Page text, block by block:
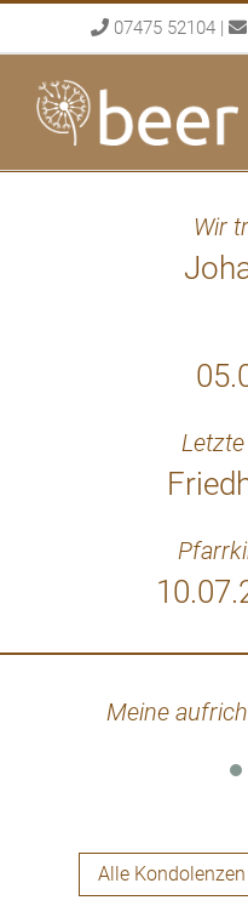
to
content
07475 52104 |
Wir
Meine
Alle Kondolenzen